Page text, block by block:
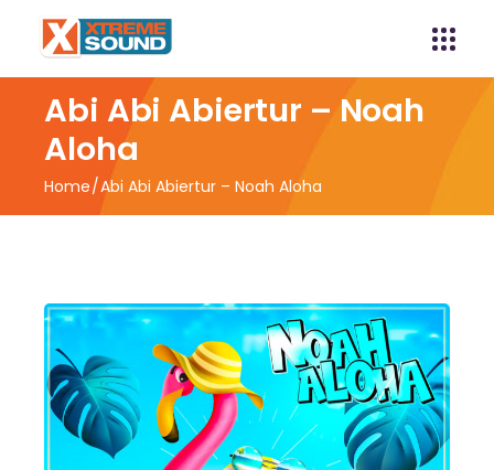
Abi Abi Abiertur – Noah
Aloha
Home Abi Abi Abiertur – Noah Aloha